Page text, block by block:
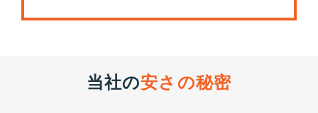
当社の安さの秘密